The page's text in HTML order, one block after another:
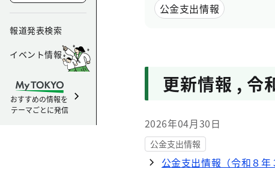
報道発表検索
イベント情報
おすすめの情報を
テーマごとに発信
公金支出情報
更新情報 , 令
2026年04月30日
公金支出情報
公金支出情報（令和８年